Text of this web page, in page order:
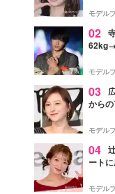
モデル
02
「かっ
モデル
03
から
モデル
04
ート
ぎ」「
モデル